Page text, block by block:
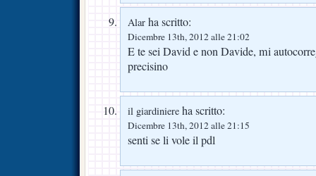
Alar ha scritto:
Dicembre 13th, 2012 alle 21:02
E te sei David e non Davide, mi
precisino
il giardiniere ha scritto:
Dicembre 13th, 2012 alle 21:15
senti se li vole il pdl